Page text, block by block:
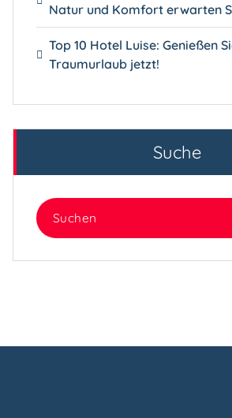
Natur und Komfort erwarten
Top 10 Hotel Luise: Genießen
Traumurlaub jetzt!
Suche
Suchen
nach: